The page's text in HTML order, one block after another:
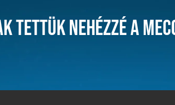
TETTÜK NEHÉZZÉ A